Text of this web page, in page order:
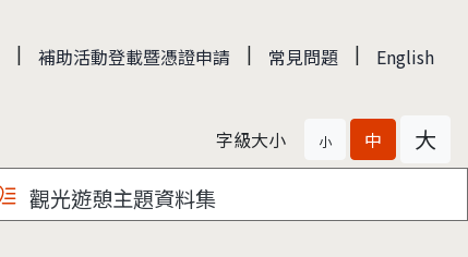
| 補助活動登載暨憑證申請 | 常見問題 | English
字級大小 小 中 大
觀光遊憩主題資料集